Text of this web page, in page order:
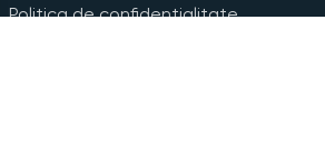
Politica de confidențialitate